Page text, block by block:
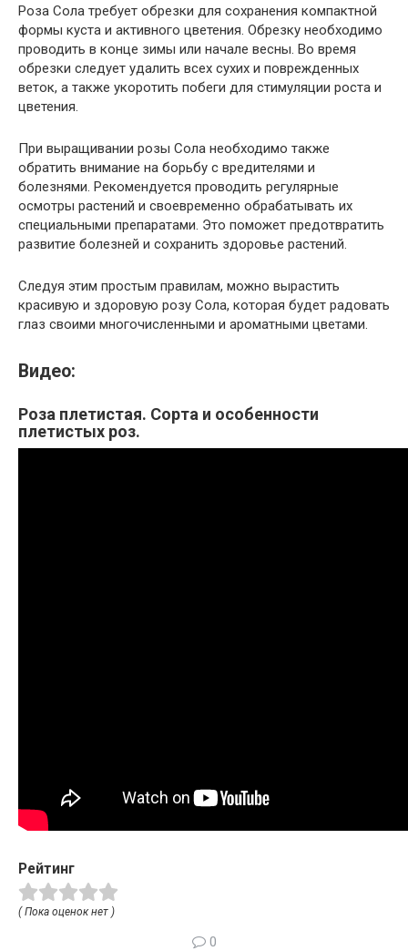
Роза Сола требует обрезки для сохранения компактной
формы куста и активного цветения. Обрезку необходимо
проводить в конце зимы или начале весны. Во время
обрезки следует удалить всех сухих и поврежденных
веток, а также укоротить побеги для стимуляции роста и
цветения.
При выращивании розы Сола необходимо также
обратить внимание на борьбу с вредителями и
болезнями. Рекомендуется проводить регулярные
осмотры растений и своевременно обрабатывать их
специальными препаратами. Это поможет предотвратить
развитие болезней и сохранить здоровье растений.
Следуя этим простым правилам, можно вырастить
красивую и здоровую розу Сола, которая будет радовать
глаз своими многочисленными и ароматными цветами.
Видео:
Роза плетистая. Сорта и особенности
плетистых роз.
Рейтинг
( Пока оценок нет )
0